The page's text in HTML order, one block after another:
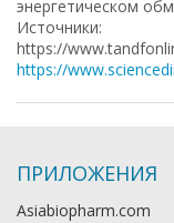
энергетическом
Источники:
https://
https://
ПРИЛОЖЕНИЯ
Asiabiopharm.com